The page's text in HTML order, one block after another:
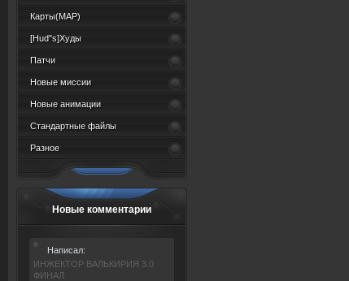
Карты(MAP)
[Hud"s]Худы
Патчи
Новые миссии
Новые анимации
Стандартные файлы
Разное
Новые комментарии
Написал:
ИНЖЕКТОР ВАЛЬКИРИЯ 3.0
ФИНАЛ